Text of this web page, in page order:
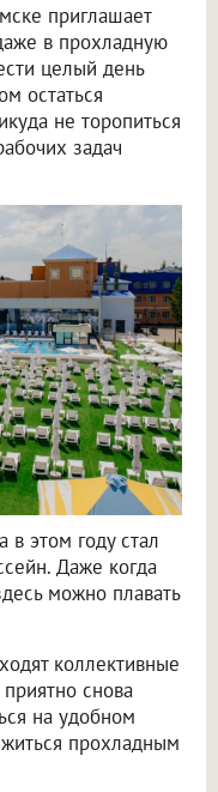
приглашает
в прохладную
целый день
остаться
не торопиться
задач
этом году стал
Даже когда
можно плавать
коллективные
снова
на удобном
прохладным